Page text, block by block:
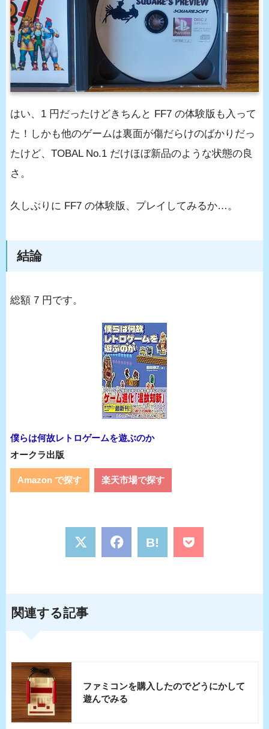
はい、1 円だったけどきちんと FF7 の体験版も入って
た！しかも他のゲームは裏面が傷だらけのばかりだっ
たけど、TOBAL No.1 だけほぼ新品のような状態の良
さ。
久しぶりに FF7 の体験版、プレイしてみるか…。
結論
総額 7 円です。
僕らは何故レトロゲームを遊ぶのか
オークラ出版
Amazon で探す 楽天市場で探す
B!
関連する記事
ファミコンを購入したのでどうにかして
遊んでみる